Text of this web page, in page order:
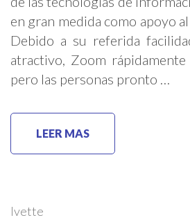
en gran medida como apoyo
Debido a su referida
atractivo, Zoom
pero las personas pronto …
LEER MAS
Ivette